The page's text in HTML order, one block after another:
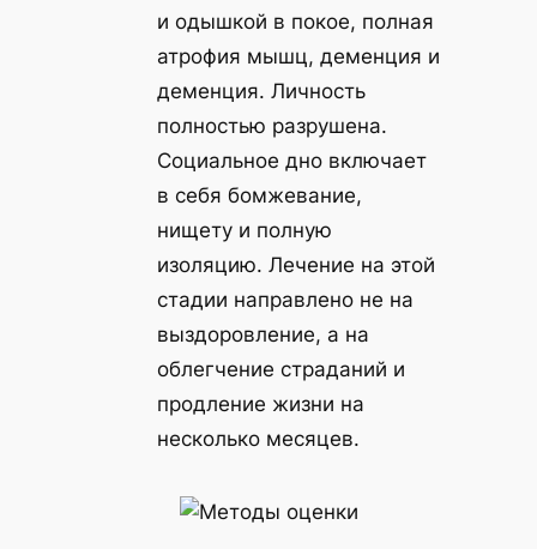
и одышкой в покое, полная
атрофия мышц, деменция и
деменция. Личность
полностью разрушена.
Социальное дно включает
в себя бомжевание,
нищету и полную
изоляцию. Лечение на этой
стадии направлено не на
выздоровление, а на
облегчение страданий и
продление жизни на
несколько месяцев.